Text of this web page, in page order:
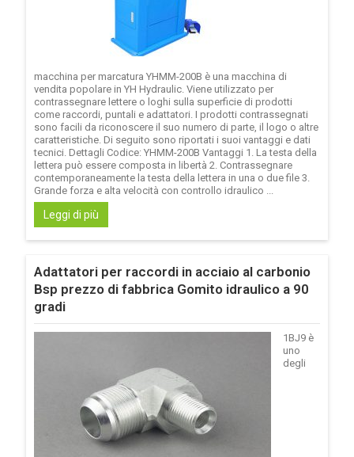
macchina per marcatura YHMM-200B è una macchina di
vendita popolare in YH Hydraulic. Viene utilizzato per
contrassegnare lettere o loghi sulla superficie di prodotti
come raccordi, puntali e adattatori. I prodotti contrassegnati
sono facili da riconoscere il suo numero di parte, il logo o altre
caratteristiche. Di seguito sono riportati i suoi vantaggi e dati
tecnici. Dettagli Codice: YHMM-200B Vantaggi 1. La testa della
lettera può essere composta in libertà 2. Contrassegnare
contemporaneamente la testa della lettera in una o due file 3.
Grande forza e alta velocità con controllo idraulico ...
Leggi di più
Adattatori per raccordi in acciaio al carbonio
Bsp prezzo di fabbrica Gomito idraulico a 90
gradi
1BJ9 è
uno
degli